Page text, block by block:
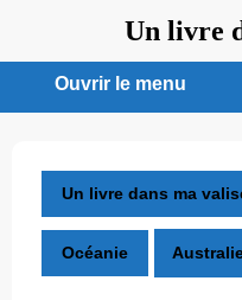
contenu
Un livre
Ouvrir le menu
Un livre dans ma
Océanie